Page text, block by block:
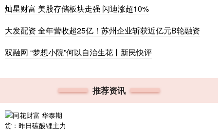
灿星财富 美股存储板块走强 闪迪涨超10%
大发配资 全年营收超25亿！苏州企业斩获近亿元B轮融资
双融网 “梦想小院”何以自治生花丨新民快评
推荐资讯